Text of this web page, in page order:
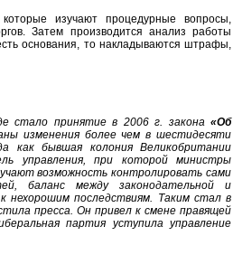
изучают процедурные вопросы,
Затем производится анализ работы
основания, то накладываются штрафы,
стало принятие в 2006 г. закона«Об
изменения более чем в шестидесяти
как бывшая колония Великобритании
управления, при которой министры
возможность контролировать сами
баланс между законодательной и
нехорошим последствиям. Таким стал в
пресса. Он привел к смене правящей
партия уступила управление